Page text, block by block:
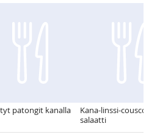
patongit kanalla
Kana-linssi-
salaatti